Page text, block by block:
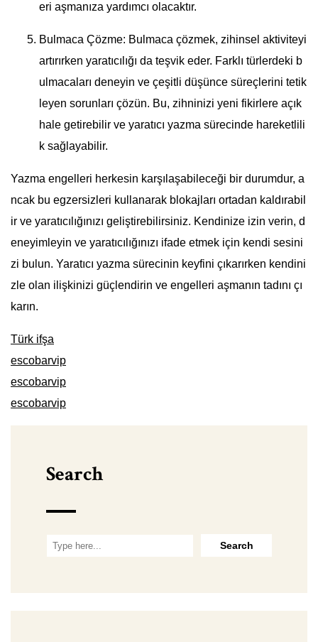
eri aşmanıza yardımcı olacaktır.
Bulmaca Çözme: Bulmaca çözmek, zihinsel aktiviteyi
artırırken yaratıcılığı da teşvik eder. Farklı türlerdeki b
ulmacaları deneyin ve çeşitli düşünce süreçlerini tetik
leyen sorunları çözün. Bu, zihninizi yeni fikirlere açık
hale getirebilir ve yaratıcı yazma sürecinde hareketlili
k sağlayabilir.
Yazma engelleri herkesin karşılaşabileceği bir durumdur, a
ncak bu egzersizleri kullanarak blokajları ortadan kaldırabil
ir ve yaratıcılığınızı geliştirebilirsiniz. Kendinize izin verin, d
eneyimleyin ve yaratıcılığınızı ifade etmek için kendi sesini
zi bulun. Yaratıcı yazma sürecinin keyfini çıkarırken kendini
zle olan ilişkinizi güçlendirin ve engelleri aşmanın tadını çı
karın.
Türk ifşa
escobarvip
escobarvip
escobarvip
Search